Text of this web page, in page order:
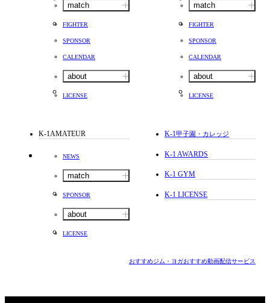
match
FIGHTER
SPONSOR
CALENDAR
about
LICENSE
match
FIGHTER
SPONSOR
CALENDAR
about
LICENSE
K-1AMATEUR
NEWS
match
SPONSOR
about
LICENSE
K-1甲子園・カレッジ
K-1 AWARDS
K-1 GYM
K-1 LICENSE
おすすめジム・ヨガおすすめ動画配信サービス